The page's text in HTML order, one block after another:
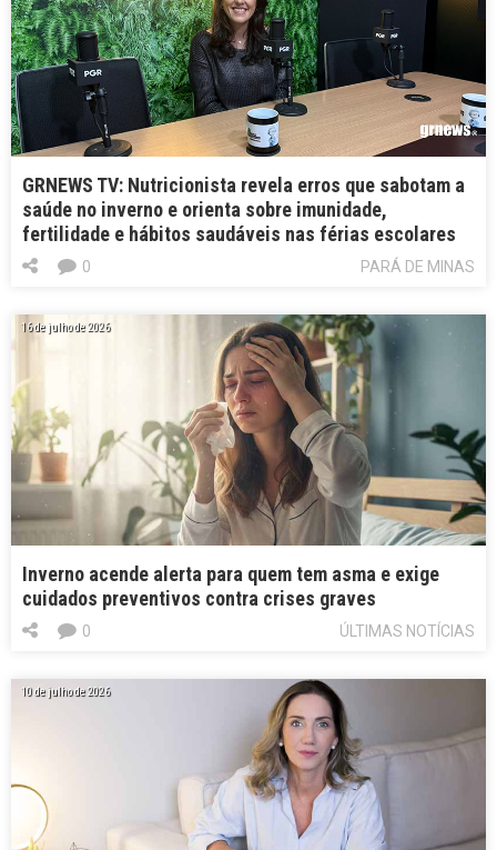
GRNEWS TV: Nutricionista revela erros que sabotam a
saúde no inverno e orienta sobre imunidade,
fertilidade e hábitos saudáveis nas férias escolares
PARÁ DE MINAS
0
16 de julho de 2026
Inverno acende alerta para quem tem asma e exige
cuidados preventivos contra crises graves
ÚLTIMAS NOTÍCIAS
0
10 de julho de 2026